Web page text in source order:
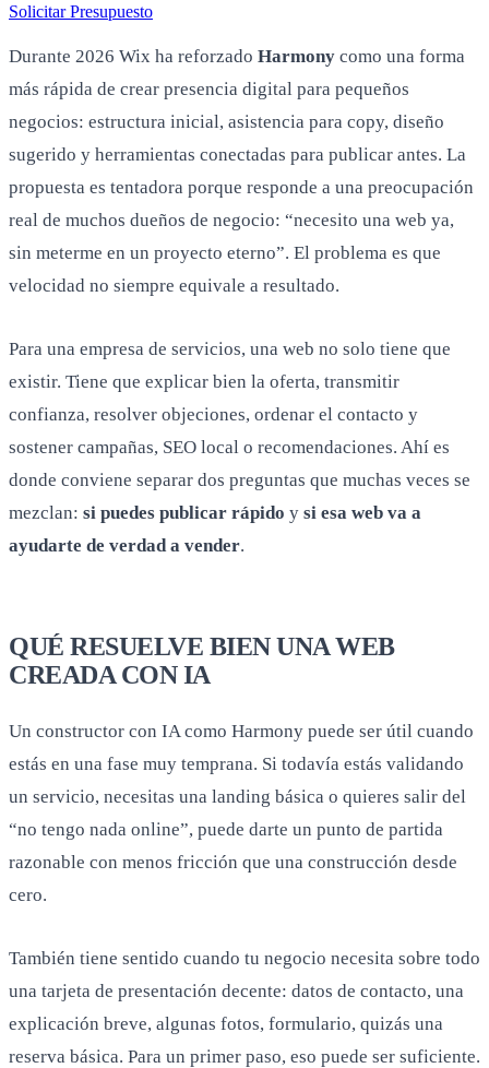
Solicitar Presupuesto
Durante 2026 Wix ha reforzado Harmony como una forma
más rápida de crear presencia digital para pequeños
negocios: estructura inicial, asistencia para copy, diseño
sugerido y herramientas conectadas para publicar antes. La
propuesta es tentadora porque responde a una preocupación
real de muchos dueños de negocio: “necesito una web ya,
sin meterme en un proyecto eterno”. El problema es que
velocidad no siempre equivale a resultado.
Para una empresa de servicios, una web no solo tiene que
existir. Tiene que explicar bien la oferta, transmitir
confianza, resolver objeciones, ordenar el contacto y
sostener campañas, SEO local o recomendaciones. Ahí es
donde conviene separar dos preguntas que muchas veces se
mezclan: si puedes publicar rápido y si esa web va a
ayudarte de verdad a vender.
QUÉ RESUELVE BIEN UNA WEB
CREADA CON IA
Un constructor con IA como Harmony puede ser útil cuando
estás en una fase muy temprana. Si todavía estás validando
un servicio, necesitas una landing básica o quieres salir del
“no tengo nada online”, puede darte un punto de partida
razonable con menos fricción que una construcción desde
cero.
También tiene sentido cuando tu negocio necesita sobre todo
una tarjeta de presentación decente: datos de contacto, una
explicación breve, algunas fotos, formulario, quizás una
reserva básica. Para un primer paso, eso puede ser suficiente.